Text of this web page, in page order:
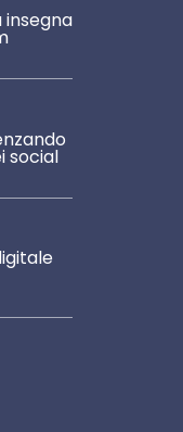
insegna
social